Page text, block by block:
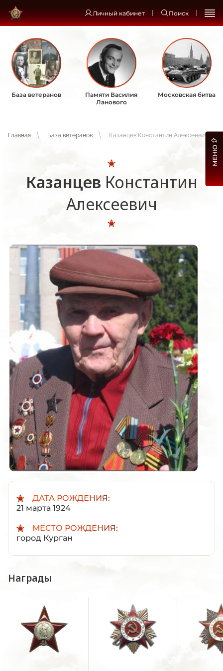
Личный кабинет Поиск
База ветеранов
Памяти Василия
Ланового
Московская битва
Главная База ветеранов Казанцев Константин Алексеевич
Казанцев Константин
Алексеевич
ДАТА РОЖДЕНИЯ:
21 марта 1924
МЕСТО РОЖДЕНИЯ:
город Курган
Награды
МЕНЮ